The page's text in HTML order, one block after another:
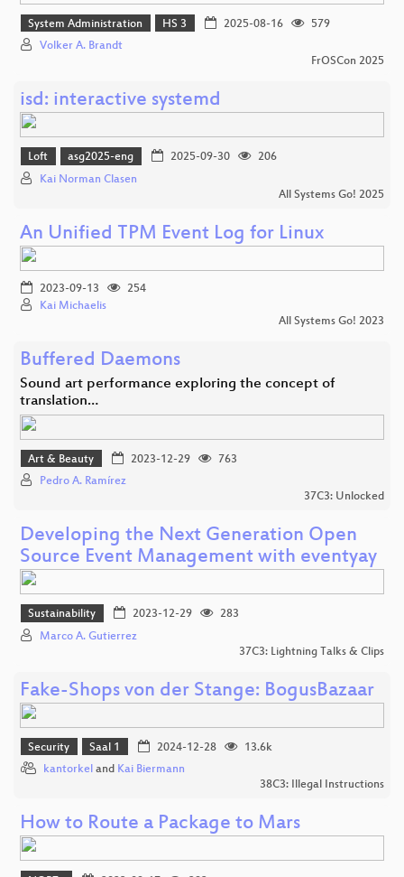
System Administration HS 3 2025-08-16
579
Volker A. Brandt
FrOSCon 2025
isd: interactive systemd
Loft asg2025-eng 2025-09-30
206
Kai Norman Clasen
All Systems Go! 2025
An Unified TPM Event Log for Linux
2023-09-13
254
Kai Michaelis
All Systems Go! 2023
Buffered Daemons
Sound art performance exploring the concept of
translation…
Art & Beauty 2023-12-29
763
Pedro A. Ramírez
37C3: Unlocked
Developing the Next Generation Open
Source Event Management with eventyay
Sustainability 2023-12-29
283
Marco A. Gutierrez
37C3: Lightning Talks & Clips
Fake-Shops von der Stange: BogusBazaar
Security Saal 1 2024-12-28
13.6k
kantorkel and Kai Biermann
38C3: Illegal Instructions
How to Route a Package to Mars